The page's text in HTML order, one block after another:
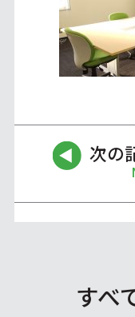
次の
すべ